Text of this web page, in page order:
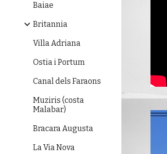
Baiae
Britannia
Villa Adriana
Ostia i Portum
Canal dels Faraons
Muziris (costa
Malabar)
Bracara Augusta
La Via Nova